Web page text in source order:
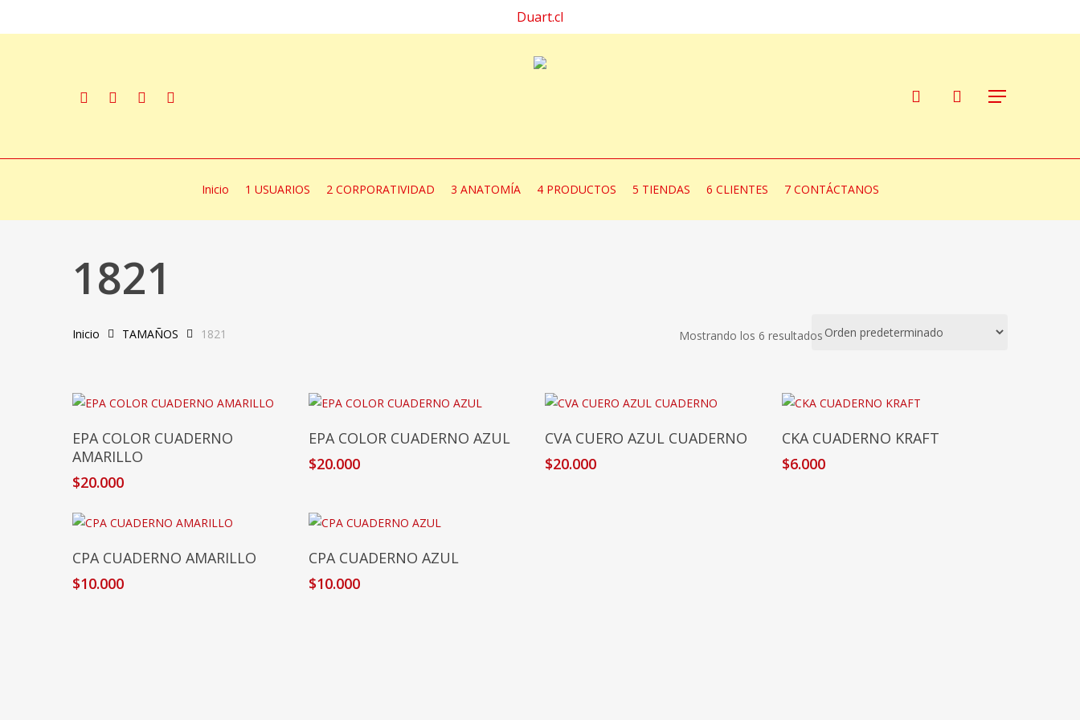
to
Duart.cl
facebookinstagramwhatsapp
email Menu
Inicio 1 USUARIOS 2 CORPORATIVIDAD 3 ANATOMÍA 4 PRODUCTOS 5 TIENDAS 6 CLIENTES 7 CONTÁCTANOS
1821
Mostrando los 6 resultados
Inicio TAMAÑOS 1821
Añadir Al Carrito
EPA COLOR CUADERNO
AMARILLO
$20.000
Añadir Al Carrito
EPA COLOR CUADERNO AZUL
$20.000
Añadir Al Carrito
CVA CUERO AZUL CUADERNO
$20.000
Añadir Al Carrito
CKA CUADERNO KRAFT
$6.000
Añadir Al Carrito
CPA CUADERNO AMARILLO
$10.000
Añadir Al Carrito
CPA CUADERNO AZUL
$10.000